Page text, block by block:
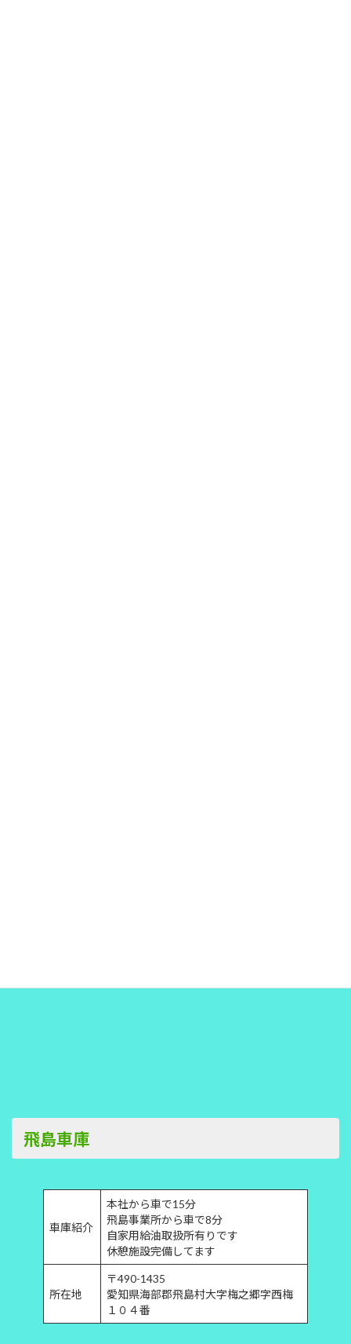
飛島車庫
車庫紹介
本社から車で15分
飛島事業所から車で8分
自家用給油取扱所有りです
休憩施設完備してます
所在地
〒490-1435
愛知県海部郡飛島村大字梅之郷字西梅
１０４番